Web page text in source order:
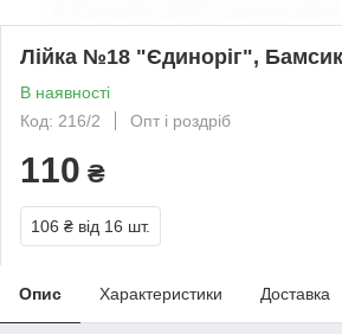
Лійка №18 "Єдиноріг",
В наявності
Код: 216/2
Опт і роздріб
110 ₴
106 ₴ від 16 шт.
Опис Характеристики Доставка